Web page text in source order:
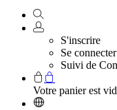
S'inscrire
Se connecter
Suivi de
Votre panier est